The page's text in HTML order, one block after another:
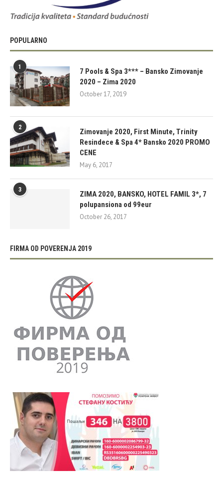
POPULARNO
1
7 Pools & Spa 3*** – Bansko Zimovanje
2020 – Zima 2020
October 17, 2019
2
Zimovanje 2020, First Minute, Trinity
Resindece & Spa 4* Bansko 2020 PROMO
CENE
May 6, 2017
3
ZIMA 2020, BANSKO, HOTEL FAMIL 3*, 7
polupansiona od 99eur
October 26, 2017
FIRMA OD POVERENJA 2019